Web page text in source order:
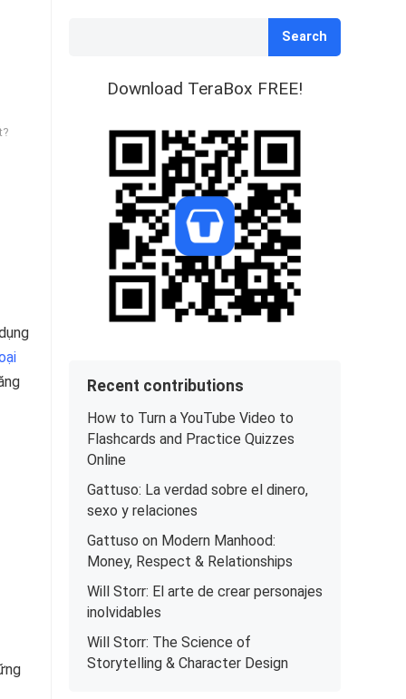
Search
Download TeraBox FREE!
Recent contributions
How to Turn a YouTube Video to
Flashcards and Practice Quizzes
Online
Gattuso: La verdad sobre el dinero,
sexo y relaciones
Gattuso on Modern Manhood:
Money, Respect & Relationships
Will Storr: El arte de crear personajes
inolvidables
Will Storr: The Science of
Storytelling & Character Design